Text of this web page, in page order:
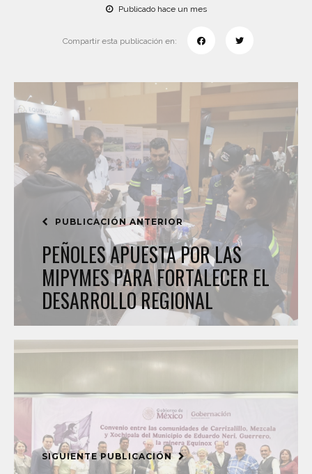
Publicado hace un mes
Compartir esta publicación en:
PUBLICACIÓN ANTERIOR
PEÑOLES APUESTA POR LAS
MIPYMES PARA FORTALECER EL
DESARROLLO REGIONAL
SIGUIENTE PUBLICACIÓN